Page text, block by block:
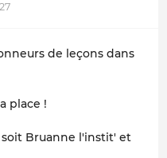
de leçons dans
place !
Bruanne l'instit' et